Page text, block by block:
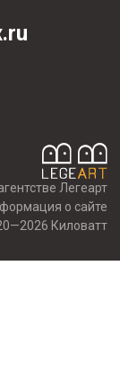
Киловатт
Легеарт
о сайте